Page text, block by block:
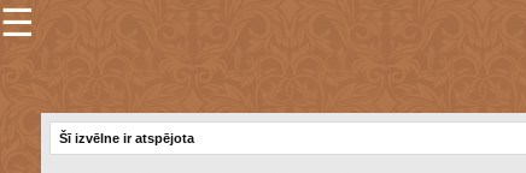
×
☰
Šī izvēlne ir atspējota